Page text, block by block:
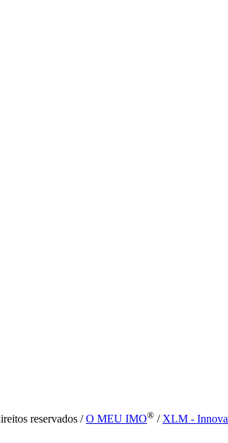
reservados /O MEU IMO® / XLM -